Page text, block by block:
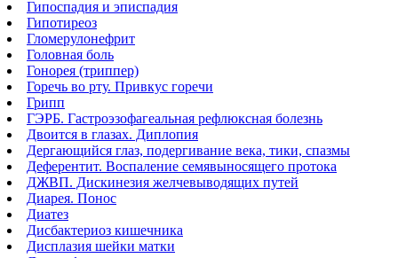
Гипоспадия и эписпадия
Гипотиреоз
Гломерулонефрит
Головная боль
Гонорея (триппер)
Горечь во рту. Привкус горечи
Грипп
ГЭРБ. Гастроэзофагеальная рефлюксная болезнь
Двоится в глазах. Диплопия
Дергающийся глаз, подергивание века, тики, спазмы
Деферентит. Воспаление семявыносящего протока
ДЖВП. Дискинезия желчевыводящих путей
Диарея. Понос
Диатез
Дисбактериоз кишечника
Дисплазия шейки матки